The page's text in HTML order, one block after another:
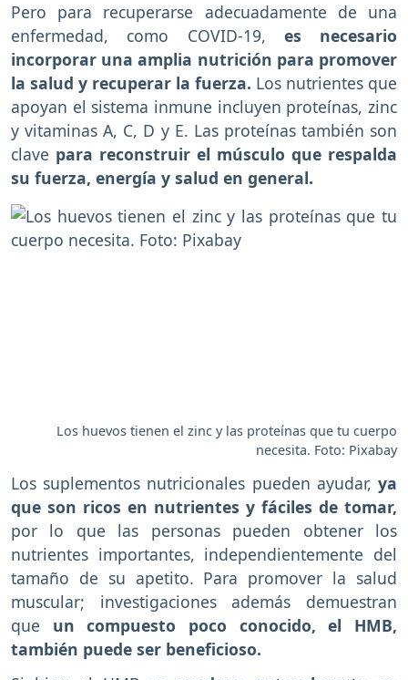
Pero para recuperarse adecuadamente de una
enfermedad, como COVID-19, es necesario
incorporar una amplia nutrición para promover
la salud y recuperar la fuerza. Los nutrientes que
apoyan el sistema inmune incluyen proteínas, zinc
y vitaminas A, C, D y E. Las proteínas también son
clave para reconstruir el músculo que respalda
su fuerza, energía y salud en general.
Los huevos tienen el zinc y las proteínas que tu cuerpo
necesita. Foto: Pixabay
Los suplementos nutricionales pueden ayudar, ya
que son ricos en nutrientes y fáciles de tomar,
por lo que las personas pueden obtener los
nutrientes importantes, independientemente del
tamaño de su apetito. Para promover la salud
muscular; investigaciones además demuestran
que un compuesto poco conocido, el HMB,
también puede ser beneficioso.